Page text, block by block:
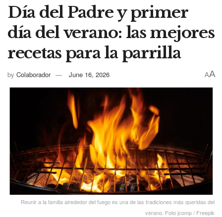
Día del Padre y primer
día del verano: las mejores
recetas para la parrilla
by Colaborador June 16, 2026 AA
Reunir a la familia alrededor del fuego es una de las tradiciones más queridas del
verano. Foto jcomp / Freepik